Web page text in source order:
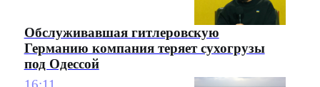
Обслуживавшая гитлеровскую
Германию компания теряет сухогрузы
под Одессой